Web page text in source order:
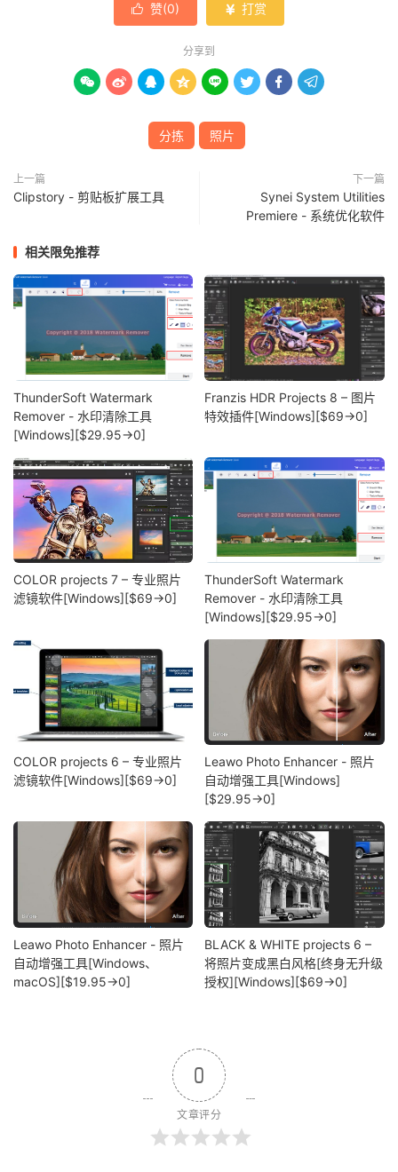
 赞(0)  打赏
分享到
       
分拣 照片
上一篇
Clipstory - 剪贴板扩展工具
下一篇
Synei System Utilities
Premiere - 系统优化软件
相关限免推荐
ThunderSoft Watermark
Remover - 水印清除工具
[Windows][$29.95→0]
Franzis HDR Projects 8 – 图片
特效插件[Windows][$69→0]
COLOR projects 7 – 专业照片
滤镜软件[Windows][$69→0]
ThunderSoft Watermark
Remover - 水印清除工具
[Windows][$29.95→0]
COLOR projects 6 – 专业照片
滤镜软件[Windows][$69→0]
Leawo Photo Enhancer - 照片
自动增强工具[Windows]
[$29.95→0]
Leawo Photo Enhancer - 照片
自动增强工具[Windows、
macOS][$19.95→0]
BLACK & WHITE projects 6 –
将照片变成黑白风格[终身无升级
授权][Windows][$69→0]
0
文章评分